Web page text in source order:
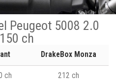
Peugeot 5008 2.0
ch
DrakeBox Monza
ch 212 ch